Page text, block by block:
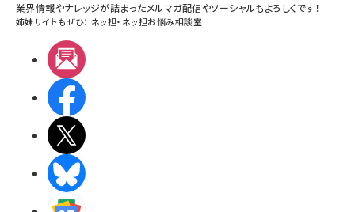
業界情報やナレッジが詰まったメルマガ配信やソーシャルもよろしくです！
姉妹サイトもぜひ： ネッ担・ ネッ担お悩み相談室